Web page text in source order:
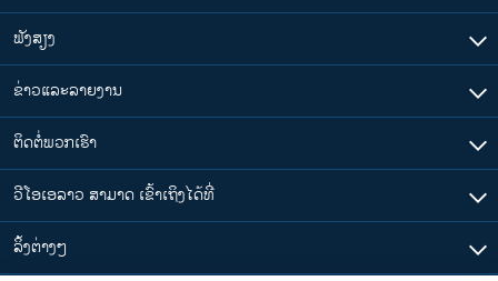
ຟັງສຽງ
ຂ່າວແລະລາຍງານ
ຕິດຕໍ່ພວກເຮົາ
ວີໂອເອລາວ ສາມາດ ເຂົ້າເຖິງໄດ້ທີ່
​ລິ້ງ​ຕ່າງໆ